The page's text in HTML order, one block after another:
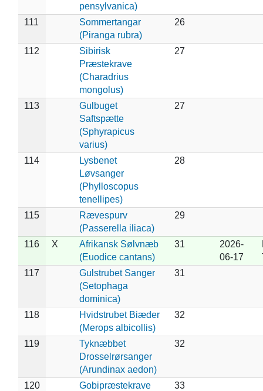
pensylvanica)
111
Sommertangar
(Piranga rubra)
26
112
Sibirisk
Præstekrave
(Charadrius
mongolus)
27
113
Gulbuget
Saftspætte
(Sphyrapicus
varius)
27
114
Lysbenet
Løvsanger
(Phylloscopus
tenellipes)
28
115
Rævespurv
(Passerella iliaca)
29
116 X
Afrikansk Sølvnæb
(Euodice cantans)
31
2026-
06-17
117
Gulstrubet Sanger
(Setophaga
dominica)
31
118
Hvidstrubet Biæder
(Merops albicollis)
32
119
Tyknæbbet
Drosselrørsanger
(Arundinax aedon)
32
120
Gobipræstekrave
33